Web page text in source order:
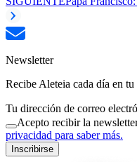
Newsletter
Recibe Aleteia cada día en
Tu dirección de correo
Acepto recibir la
privacidad para saber más.
Inscribirse